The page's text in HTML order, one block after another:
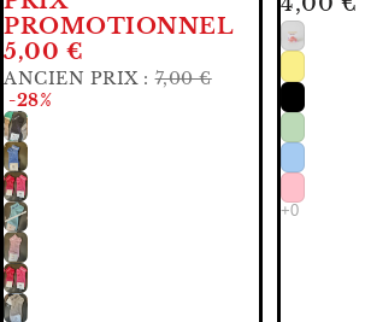
PROMOTIONNEL
5,00 €
ANCIEN PRIX :7,00 €
-28%